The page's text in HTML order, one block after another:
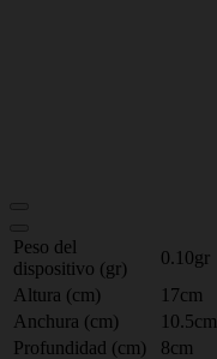
Peso del
dispositivo (gr)
0.10gr
Altura (cm)
17cm
Anchura (cm)
10.5cm
Profundidad (cm)
8cm